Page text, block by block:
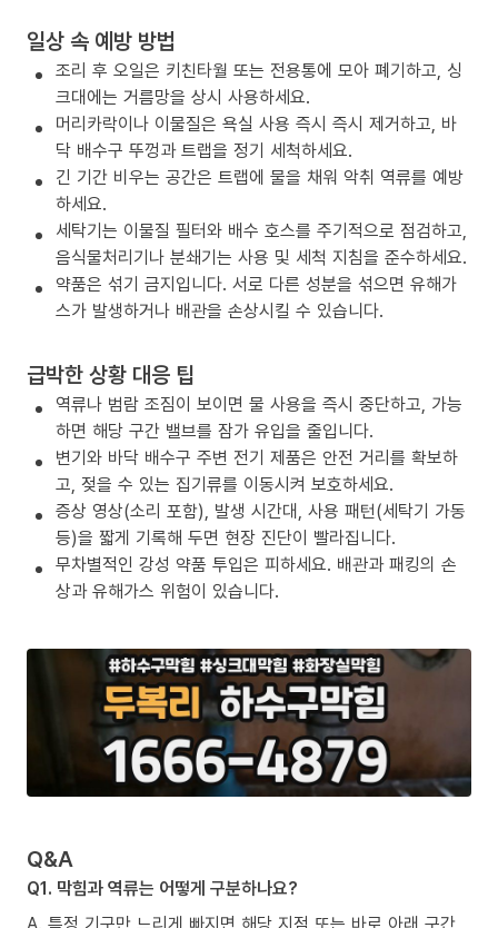
일상 속 예방 방법
조리 후 오일은 키친타월 또는 전용통에 모아 폐기하고, 싱
크대에는 거름망을 상시 사용하세요.
머리카락이나 이물질은 욕실 사용 즉시 즉시 제거하고, 바
닥 배수구 뚜껑과 트랩을 정기 세척하세요.
긴 기간 비우는 공간은 트랩에 물을 채워 악취 역류를 예방
하세요.
세탁기는 이물질 필터와 배수 호스를 주기적으로 점검하고,
음식물처리기나 분쇄기는 사용 및 세척 지침을 준수하세요.
약품은 섞기 금지입니다. 서로 다른 성분을 섞으면 유해가
스가 발생하거나 배관을 손상시킬 수 있습니다.
급박한 상황 대응 팁
역류나 범람 조짐이 보이면 물 사용을 즉시 중단하고, 가능
하면 해당 구간 밸브를 잠가 유입을 줄입니다.
변기와 바닥 배수구 주변 전기 제품은 안전 거리를 확보하
고, 젖을 수 있는 집기류를 이동시켜 보호하세요.
증상 영상(소리 포함), 발생 시간대, 사용 패턴(세탁기 가동
등)을 짧게 기록해 두면 현장 진단이 빨라집니다.
무차별적인 강성 약품 투입은 피하세요. 배관과 패킹의 손
상과 유해가스 위험이 있습니다.
Q&A
Q1. 막힘과 역류는 어떻게 구분하나요?